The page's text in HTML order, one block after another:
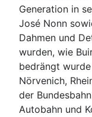
Generation in
José Nonn
Dahmen und
wurden, wie
bedrängt
Nörvenich,
der
Autobahn und